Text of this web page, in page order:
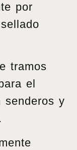
por
tramos
el
senderos y